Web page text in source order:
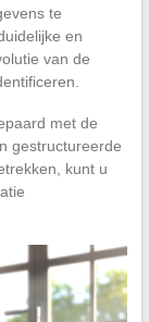
te
en
van de
met de
gestructureerde
kunt u